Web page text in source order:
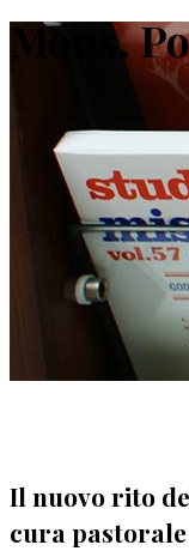
Mons.
Il nuovo rito
cura